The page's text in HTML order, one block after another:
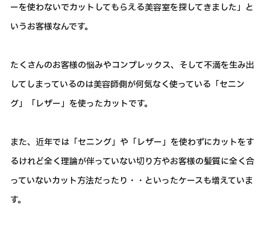
ーを使わないでカットしてもらえる美容室を探してきました」と
いうお客様なんです。
たくさんのお客様の悩みやコンプレックス、そして不満を生み出
してしまっているのは美容師側が何気なく使っている「セニン
グ」「レザー」を使ったカットです。
また、近年では「セニング」や「レザー」を使わずにカットをす
るけれど全く理論が伴っていない切り方やお客様の髪質に全く合
っていないカット方法だったり・・といったケースも増えていま
す。